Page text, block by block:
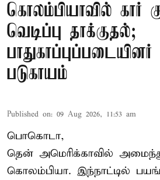
கொலம்பியாவில் கார்
வெடிப்பு தாக்குதல்;
படுகாயம்
Published on: 09 Aug 2026, 11:53 am
பொகொடா,
தென் அமெரிக்காவில்
கொலம்பியா. இந்நாட்டில்